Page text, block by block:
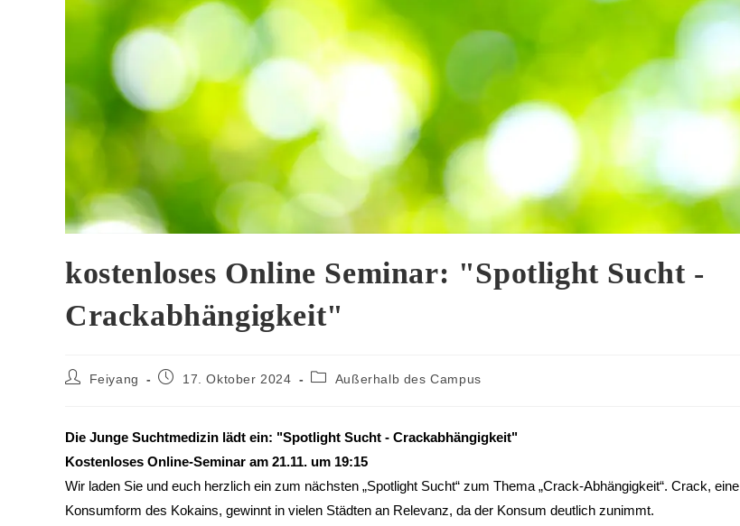
kostenloses Online Seminar: "Spotlight Sucht -
Crackabhängigkeit"
Feiyang 17. Oktober 2024 Außerhalb des Campus
Die Junge Suchtmedizin lädt ein: "Spotlight Sucht - Crackabhängigkeit"
Kostenloses Online-Seminar am 21.11. um 19:15
Wir laden Sie und euch herzlich ein zum nächsten „Spotlight Sucht“ zum Thema „Crack-Abhängigkeit“. Crack, eine
Konsumform des Kokains, gewinnt in vielen Städten an Relevanz, da der Konsum deutlich zunimmt.